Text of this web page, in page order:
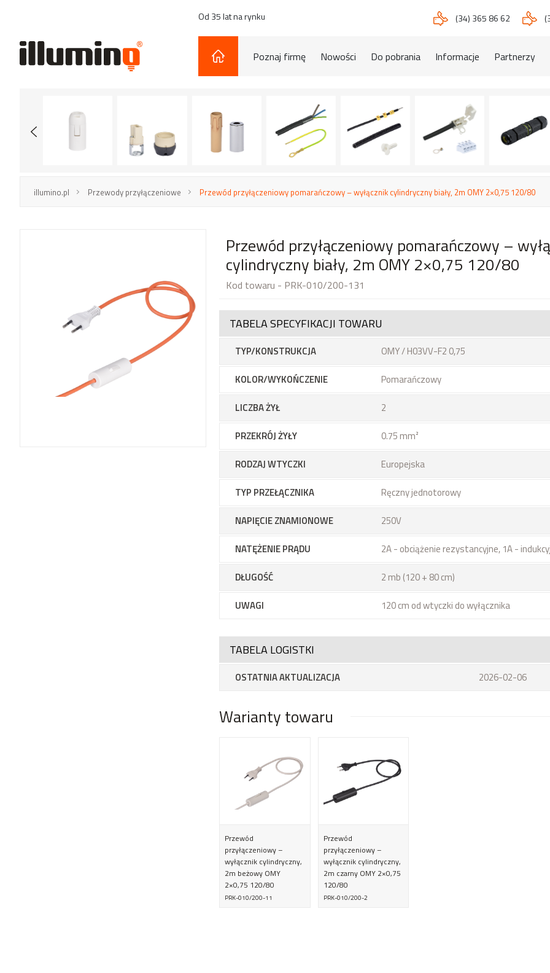
Od 35 lat na rynku (34) 365 86 62
Poznaj firmę Nowości Do pobrania Informacje Partnerzy
illumino.pl Przewody przyłączeniowe Przewód przyłączeniowy pomarańczowy – wyłącznik cylindryczny biały, 2m OMY 2×0,75 120/80
Przewód przyłączeniowy pomarańczowy –
cylindryczny biały, 2m OMY 2×0,75 120/80
Kod towaru - PRK-010/200-131
TABELA SPECYFIKACJI TOWARU
TYP/KONSTRUKCJA
OMY / H03VV-F2 0,75
KOLOR/WYKOŃCZENIE
Pomarańczowy
LICZBA ŻYŁ
2
PRZEKRÓJ ŻYŁY
0.75 mm²
RODZAJ WTYCZKI
Europejska
TYP PRZEŁĄCZNIKA
Ręczny jednotorowy
NAPIĘCIE ZNAMIONOWE
250V
NATĘŻENIE PRĄDU
2A - obciążenie rezystancyjne, 1A -
DŁUGOŚĆ
2 mb (120 + 80 cm)
UWAGI
120 cm od wtyczki do wyłącznika
TABELA LOGISTKI
OSTATNIA AKTUALIZACJA 2026-02-06
Warianty towaru
Przewód
przyłączeniowy –
wyłącznik cylindryczny,
2m beżowy OMY
2×0,75 120/80
PRK-010/200-11
Przewód
przyłączeniowy –
wyłącznik cylindryczny,
2m czarny OMY 2×0,75
120/80
PRK-010/200-2